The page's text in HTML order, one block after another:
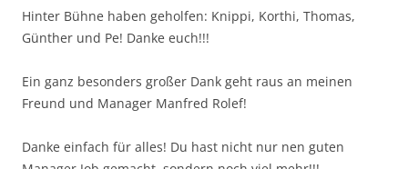
Hinter Bühne haben geholfen: Knippi, Korthi, Thomas,
Günther und Pe! Danke euch!!!
Ein ganz besonders großer Dank geht raus an meinen
Freund und Manager Manfred Rolef!
Danke einfach für alles! Du hast nicht nur nen guten